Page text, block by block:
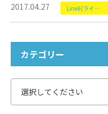
2017.04.27 Line6(ラインシックス)
カテゴリー